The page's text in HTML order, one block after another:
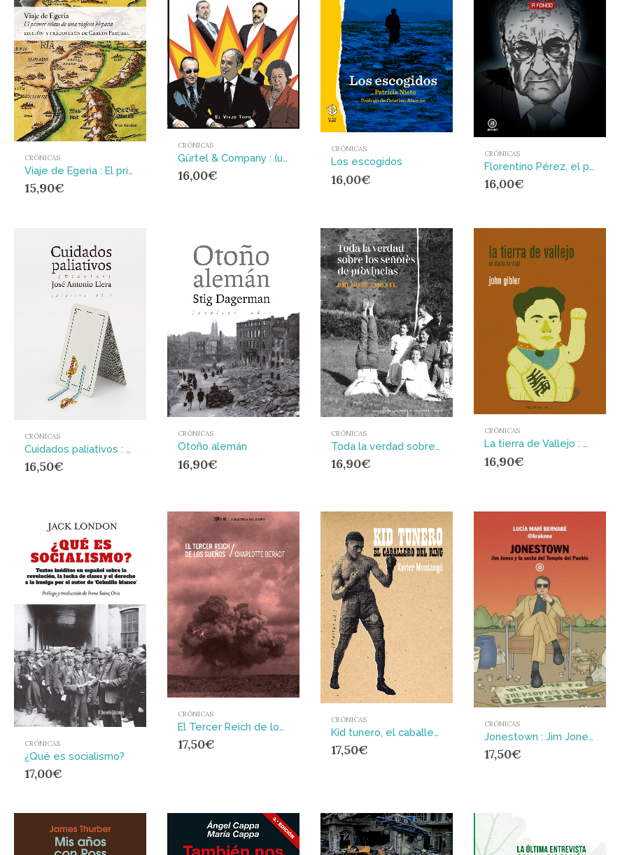
CRÓNICAS
Viaje de Egeria : El primer relato de una viajera hispana
15,90€
CRÓNICAS
Gürtel & Company : (una serie valenciana)
16,00€
CRÓNICAS
Los escogidos
16,00€
CRÓNICAS
Florentino Pérez, el poder del palco : AKAL
16,00€
CRÓNICAS
Cuidados paliativos : Diarios
16,50€
CRÓNICAS
Otoño alemán
16,90€
CRÓNICAS
Toda la verdad sobre los señores de provincias
16,90€
CRÓNICAS
La tierra de Vallejo : Un diario de viaje
16,90€
CRÓNICAS
¿Qué es socialismo?
17,00€
CRÓNICAS
El Tercer Reich de los sueños
17,50€
CRÓNICAS
Kid tunero, el caballero del ring
17,50€
CRÓNICAS
Jonestown : Jim Jones y la secta del Templo del Pueblo
17,50€